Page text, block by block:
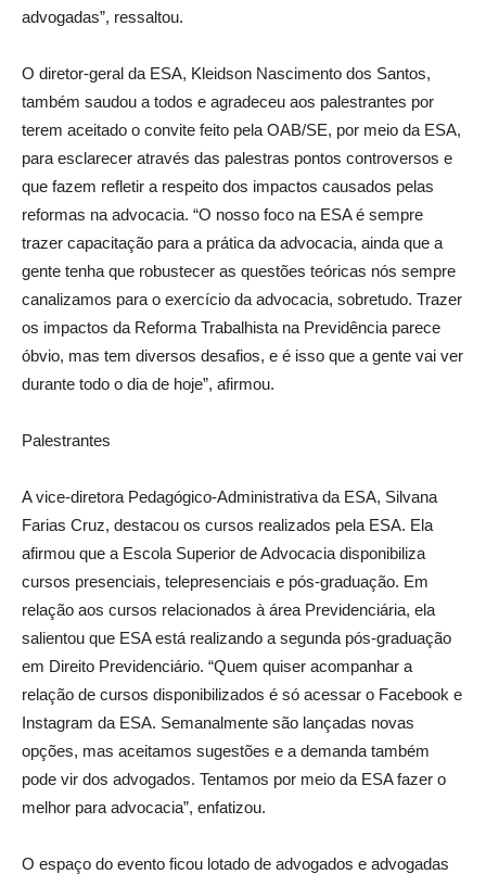
advogadas”, ressaltou.
O diretor-geral da ESA, Kleidson Nascimento dos Santos,
também saudou a todos e agradeceu aos palestrantes por
terem aceitado o convite feito pela OAB/SE, por meio da ESA,
para esclarecer através das palestras pontos controversos e
que fazem refletir a respeito dos impactos causados pelas
reformas na advocacia. “O nosso foco na ESA é sempre
trazer capacitação para a prática da advocacia, ainda que a
gente tenha que robustecer as questões teóricas nós sempre
canalizamos para o exercício da advocacia, sobretudo. Trazer
os impactos da Reforma Trabalhista na Previdência parece
óbvio, mas tem diversos desafios, e é isso que a gente vai ver
durante todo o dia de hoje”, afirmou.
Palestrantes
A vice-diretora Pedagógico-Administrativa da ESA, Silvana
Farias Cruz, destacou os cursos realizados pela ESA. Ela
afirmou que a Escola Superior de Advocacia disponibiliza
cursos presenciais, telepresenciais e pós-graduação. Em
relação aos cursos relacionados à área Previdenciária, ela
salientou que ESA está realizando a segunda pós-graduação
em Direito Previdenciário. “Quem quiser acompanhar a
relação de cursos disponibilizados é só acessar o Facebook e
Instagram da ESA. Semanalmente são lançadas novas
opções, mas aceitamos sugestões e a demanda também
pode vir dos advogados. Tentamos por meio da ESA fazer o
melhor para advocacia”, enfatizou.
O espaço do evento ficou lotado de advogados e advogadas